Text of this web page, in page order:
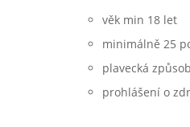
věk min 18 let
minimálně 25
plavecká
prohlášení o